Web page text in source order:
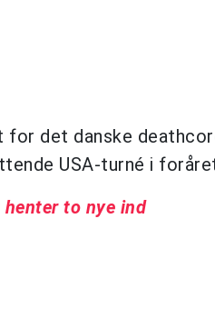
det danske
USA-turné i
to nye ind